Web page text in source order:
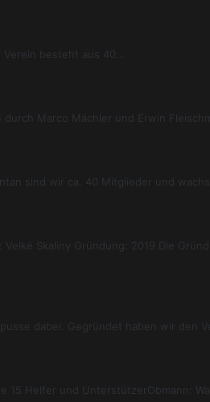
besteht aus 40…
Marco Mächler und Erwin
sind wir ca. 40 Mitglieder und
Skaliny Gründung: 2019 Die
dabei. Gegründet haben wir den
Helfer und UnterstützerObmann: